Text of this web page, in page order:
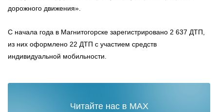
дорожного движения».
С начала года в Магнитогорске зарегистрировано 2 637 ДТП,
из них оформлено 22 ДТП с участием средств
индивидуальной мобильности.
Читайте нас в MAX